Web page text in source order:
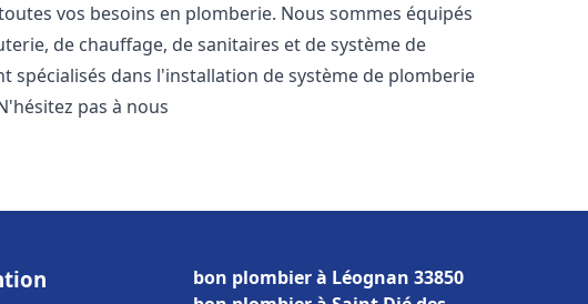
vos besoins en plomberie. Nous sommes équipés
de chauffage, de sanitaires et de système de
spécialisés dans l'installation de système de plomberie
pas à nous
bon plombier à Léognan 33850